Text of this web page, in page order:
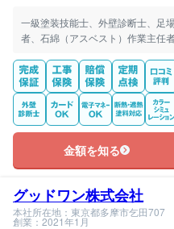
一級塗装技能士、外壁診断士、足
者、石綿（アスベスト）作業主任
金額を知る
グッドワン株式会社
本社所在地：東京都多摩市乞田707
創業：2021年1月